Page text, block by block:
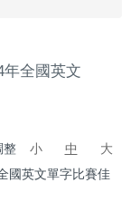
年全國英文
整 小 中
大
國英文單字比賽佳